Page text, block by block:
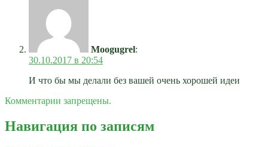
Moogugrel:
30.10.2017 в 20:54
И что бы мы делали без вашей очень хорошей идеи
Комментарии запрещены.
Навигация по записям